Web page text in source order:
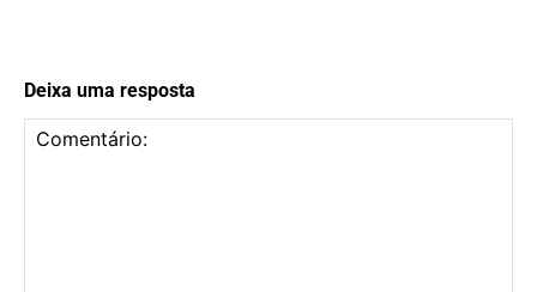
Deixa uma resposta